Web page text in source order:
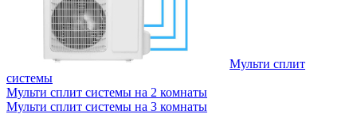
Мульти сплит
системы
Мульти сплит системы на 2 комнаты
Мульти сплит системы на 3 комнаты